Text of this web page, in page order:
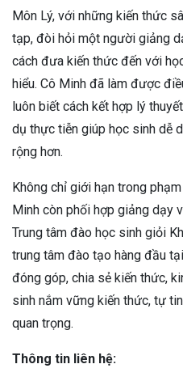
Môn Lý, với những kiến thức
tạp, đòi hỏi một người giảng
cách đưa kiến thức đến với
hiểu. Cô Minh đã làm được
luôn biết cách kết hợp lý
dụ thực tiễn giúp học sinh dễ
rộng hơn.
Không chỉ giới hạn trong
Minh còn phối hợp giảng dạy
Trung tâm đào học sinh giỏi
trung tâm đào tạo hàng đầu
đóng góp, chia sẻ kiến thức,
sinh nắm vững kiến thức, tự
quan trọng.
Thông tin liên hệ: